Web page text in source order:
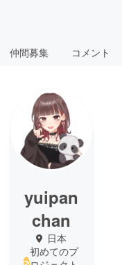
仲間募集 コメント
yuipan
chan
日本
初めてのプ